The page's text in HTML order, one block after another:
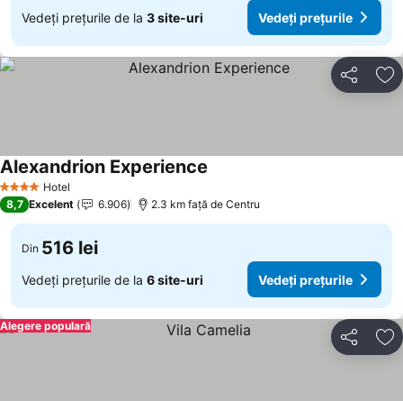
Vedeți prețurile de la 3 site-uri Vedeți prețurile
Distribuiți
4 Stele Hotel
Alexandrion Experience
8,7 Excelent 6.906 2.3 km faţă de Centru
Din 516 lei
Vedeți prețurile de la 6 site-uri Vedeți prețurile
Distribuiți
Alegere populară